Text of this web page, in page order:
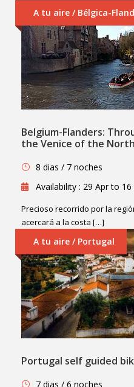
A tu aire / Bélgica-
Belgium-Flanders:
the Venice of the North
8 dias / 7 noches
Availability : 29 Apr to 16
Precioso recorrido por la
acercará a la costa […]
A tu aire / Portugal
Portugal self guided
7 dias / 6 noches